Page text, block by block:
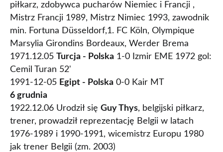
piłkarz, zdobywca pucharów Niemiec i Francji ,
Mistrz Francji 1989, Mistrz Nimiec 1993, zawodnik
min. Fortuna Düsseldorf,1. FC Köln, Olympique
Marsylia Girondins Bordeaux, Werder Brema
1971.12.05 Turcja - Polska 1-0 Izmir EME 1972 gol:
Cemil Turan 52'
1991-12-05 Egipt - Polska 0-0 Kair MT
6 grudnia
1922.12.06 Urodził się Guy Thys, belgijski piłkarz,
trener, prowadził reprezentację Belgii w latach
1976-1989 i 1990-1991, wicemistrz Europu 1980
jak trener Belgii (zm. 2003)